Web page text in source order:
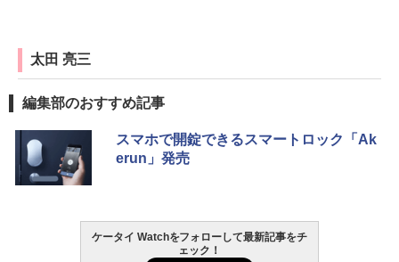
太田 亮三
編集部のおすすめ記事
スマホで開錠できるスマートロック「Ak
erun」発売
ケータイ Watchをフォローして最新記事をチ
ェック！